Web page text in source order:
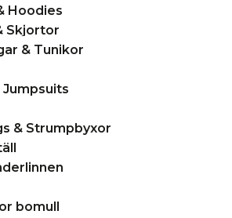
Hoodies
Skjortor
& Tunikor
Jumpsuits
& Strumpbyxor
bomull